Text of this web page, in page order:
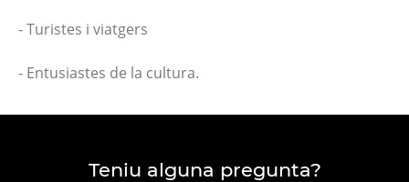
- Turistes i viatgers
- Entusiastes de la cultura.
Teniu alguna pregunta?